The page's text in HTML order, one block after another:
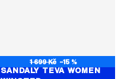
1 699 Kč –15 %
SANDÁLY TEVA WOMEN